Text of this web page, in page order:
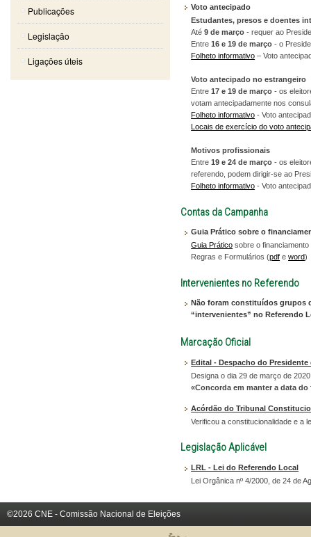
Voto antecipado
Estudantes, presos e doentes
Até9 de março - requer ao
Entre16 e 19 de março - o
Folheto informativo – Voto
Voto antecipado no estrangeiro
Entre17 e 19 de março - os
votam antecipadamente nos
Folheto informativo - Voto
Locais de exercício do voto
Motivos profissionais
Entre19 e 24 de março - os
referendo, podem dirigir-se ao
Folheto informativo - Voto
Contas da Campanha
Guia Prático sobre o
Guia Prático sobre o
Regras e Formulários (pdf eword)
Intervenientes no Referendo
Não foram constituídos grupos
“intervenientes” no Referendo
Marcação Oficial
Edital - Despacho do Presidente
Designa o dia 29 de março de
«Concorda em manter a data
Acórdão do Tribunal
Verificou a constitucionalidade e a
Legislação Aplicável
LRL - Lei do Referendo Local
Lei Orgânica nº 4/2000, de 24 de
Publicações
Legislação
Ligações úteis
©2026 CNE - Comissão Nacional de Eleições